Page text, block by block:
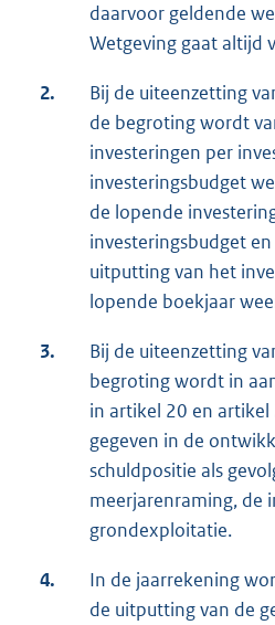
daarvoor geldende
Wetgeving gaat altijd
2.
Bij de uiteenzetting
de begroting wordt
investeringen per
investeringsbudget
de lopende
investeringsbudget
uitputting van het
lopende boekjaar
3.
Bij de uiteenzetting
begroting wordt in
in artikel 20 en
gegeven in de
schuldpositie als
meerjarenraming, de
grondexploitatie.
4.
In de jaarrekening
de uitputting van de